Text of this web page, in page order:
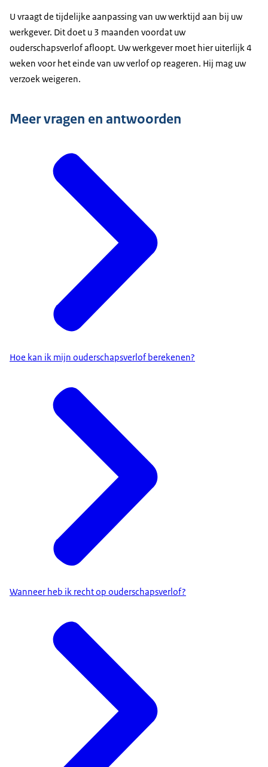
U vraagt de tijdelijke aanpassing van uw werktijd aan bij uw
werkgever. Dit doet u 3 maanden voordat uw
ouderschapsverlof afloopt. Uw werkgever moet hier uiterlijk 4
weken voor het einde van uw verlof op reageren. Hij mag uw
verzoek weigeren.
Meer vragen en antwoorden
Hoe kan ik mijn ouderschapsverlof berekenen?
Wanneer heb ik recht op ouderschapsverlof?